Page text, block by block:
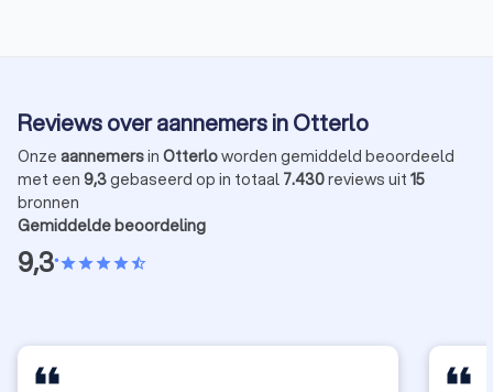
Reviews over aannemers in Otterlo
Onze aannemersin Otterloworden gemiddeld beoordeeld
met een 9,3gebaseerd op in totaal 7.430reviews uit 15
bronnen
Gemiddelde beoordeling
9,3•starstarstarstarstar_half